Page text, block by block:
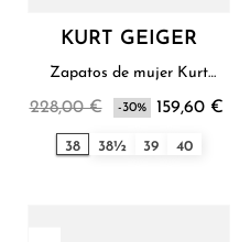
KURT GEIGER
Zapatos de mujer Kurt
228,00 € -30% 159,60 €
38 38½ 39 40